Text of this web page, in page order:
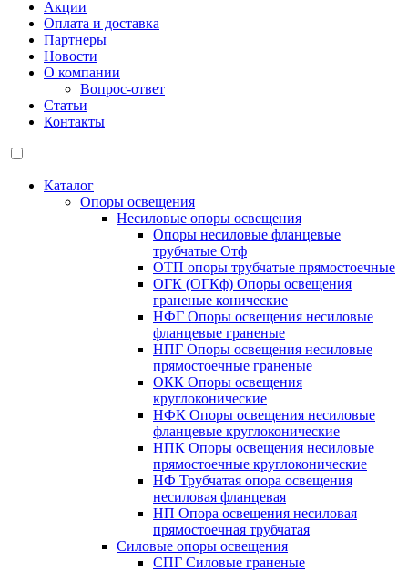
Акции
Оплата и доставка
Партнеры
Новости
О компании
Вопрос-ответ
Статьи
Контакты
Каталог
Опоры освещения
Несиловые опоры освещения
Опоры несиловые фланцевые
трубчатые Отф
ОТП опоры трубчатые прямостоечные
ОГК (ОГКф) Опоры освещения
граненые конические
НФГ Опоры освещения несиловые
фланцевые граненые
НПГ Опоры освещения несиловые
прямостоечные граненые
ОКК Опоры освещения
круглоконические
НФК Опоры освещения несиловые
фланцевые круглоконические
НПК Опоры освещения несиловые
прямостоечные круглоконические
НФ Трубчатая опора освещения
несиловая фланцевая
НП Опора освещения несиловая
прямостоечная трубчатая
Силовые опоры освещения
СПГ Силовые граненые